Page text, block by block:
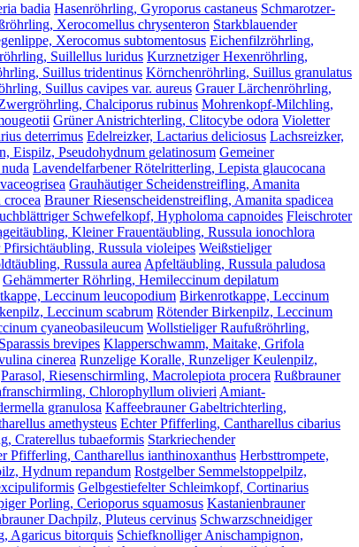
badia Hasenröhrling, Gyroporus castaneus Schmarotzer-
Xerocomellus chrysenteron Starkblauender
Xerocomus subtomentosus Eichenfilzröhrling,
Suillellus luridus Kurznetziger Hexenröhrling,
Suillus tridentinus Körnchenröhrling, Suillus granulatus
Suillus cavipes var. aureus Grauer Lärchenröhrling,
Chalciporus rubinus Mohrenkopf-Milchling,
Grüner Anistrichterling, Clitocybe odora Violetter
deterrimus Edelreizker, Lactarius deliciosus Lachsreizker,
Eispilz, Pseudohydnum gelatinosum Gemeiner
Lavendelfarbener Rötelritterling, Lepista glaucocana
Grauhäutiger Scheidenstreifling, Amanita
Brauner Riesenscheidenstreifling, Amanita spadicea
Schwefelkopf, Hypholoma capnoides Fleischroter
Kleiner Frauentäubling, Russula ionochlora
Russula violeipes Weißstieliger
Russula aureaApfeltäubling, Russula paludosa
Gehämmerter Röhrling, Hemileccinum depilatum
Leccinum leucopodium Birkenrotkappe, Leccinum
Leccinum scabrum Rötender Birkenpilz, Leccinum
cyaneobasileucum Wollstieliger Raufußröhrling,
brevipes Klapperschwamm, Maitake, Grifola
cinerea Runzelige Koralle, Runzeliger Keulenpilz,
Parasol, Riesenschirmling, Macrolepiota procera Rußbrauner
Chlorophyllum olivieriAmiant-
granulosa Kaffeebrauner Gabeltrichterling,
amethysteus Echter Pfifferling, Cantharellus cibarius
Craterellus tubaeformis Starkriechender
Pfifferling, Cantharellus ianthinoxanthus Herbsttrompete,
Hydnum repandum Rostgelber Semmelstoppelpilz,
Gelbgestiefelter Schleimkopf, Cortinarius
Porling, Cerioporus squamosus Kastanienbrauner
Dachpilz, Pluteus cervinus Schwarzschneidiger
Agaricus bitorquis Schiefknolliger Anischampignon,